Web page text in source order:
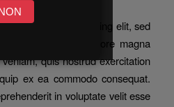
consectetur adipiscing elit, sed
ut labore et dolore magna
quis nostrud exercitation
ex ea commodo consequat.
in voluptate velit esse